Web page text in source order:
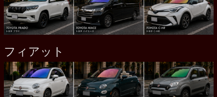
フィアット